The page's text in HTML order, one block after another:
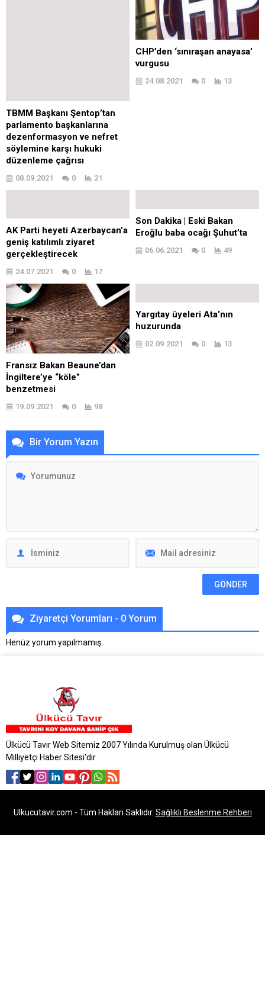
TBMM Başkanı Şentop’tan
parlamento başkanlarına
dezenformasyon ve nefret
söylemine karşı hukuki
düzenleme çağrısı
Açıklaması
08.09.2021 0 21
CHP’den ‘sınıraşan anayasa’
vurgusu
24.08.2021 0 13
AK Parti heyeti Azerbaycan’a
geniş katılımlı ziyaret
gerçekleştirecek
24.07.2021 0 17
Son Dakika | Eski Bakan
Eroğlu baba ocağı Şuhut’ta
06.06.2021 0 49
Fransız Bakan Beaune’dan
İngiltere’ye “köle”
benzetmesi
19.09.2021 0 98
Yargıtay üyeleri Ata’nın
huzurunda
02.09.2021 0 13
Bir Yorum Yazın
Ziyaretçi Yorumları - 0 Yorum
Henüz yorum yapılmamış.
Ülkücü Tavır Web Sitemiz 2007 Yılında Kurulmuş olan Ülkücü
Milliyetçi Haber Sitesi'dir
Ulkucutavir.com - Tüm Hakları Saklıdır. Sağlıklı Beslenme Rehberi